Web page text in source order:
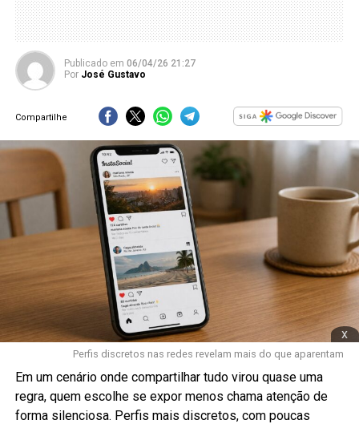
Publicado em 06/04/26 21:27
Por José Gustavo
Compartilhe
x
Perfis discretos nas redes revelam mais do que aparentam
Em um cenário onde compartilhar tudo virou quase uma
regra, quem escolhe se expor menos chama atenção de
forma silenciosa. Perfis mais discretos, com poucas